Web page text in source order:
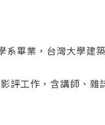
系畢業，台灣大學建
評工作，含講師、雜